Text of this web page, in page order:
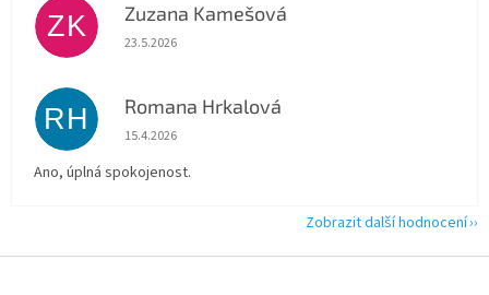
ZK Zuzana Kamešová
Hodnocení obchodu je 5 z 5 hvězdiček.
23.5.2026
RH Romana Hrkalová
Hodnocení obchodu je 5 z 5 hvězdiček.
15.4.2026
Ano, úplná spokojenost.
Zobrazit další hodnocení